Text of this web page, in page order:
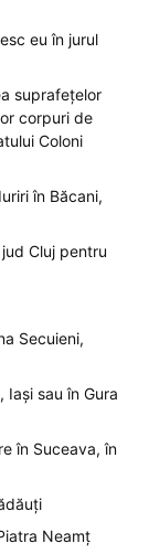
eu în jurul
suprafețelor
corpuri de
Coloni
în Băcani,
Cluj pentru
Secuieni,
sau în Gura
în Suceava, în
Neamț